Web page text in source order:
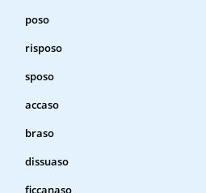
poso
risposo
sposo
accaso
braso
dissuaso
ficcanaso